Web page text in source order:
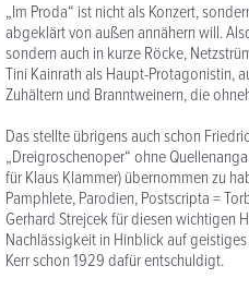
„Im Proda“ ist nicht als Konzert,
abgeklärt von außen annähern will.
sondern auch in kurze Röcke,
Tini Kainrath als Haupt-Protagonistin,
Zuhältern und Branntweinern, die
Das stellte übrigens auch schon
„Dreigroschenoper“ ohne
für Klaus Klammer) übernommen zu
Pamphlete, Parodien, Postscripta =
Gerhard Strejcek für diesen wichtigen
Nachlässigkeit in Hinblick auf
Kerr schon 1929 dafür entschuldigt.